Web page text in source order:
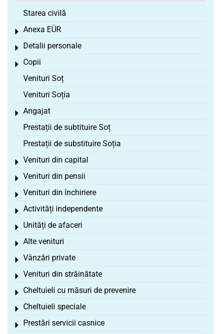
Starea civilă
Anexa EÜR
Toggle menu
Detalii personale
Toggle menu
Copii
Toggle menu
Venituri Soț
Venituri Soția
Angajat
Toggle menu
Prestații de subtituire Soț
Prestații de substituire Soția
Venituri din capital
Toggle menu
Venituri din pensii
Toggle menu
Venituri din închiriere
Toggle menu
Activități independente
Toggle menu
Unități de afaceri
Toggle menu
Alte venituri
Toggle menu
Vânzări private
Toggle menu
Venituri din străinătate
Toggle menu
Cheltuieli cu măsuri de prevenire
Toggle menu
Cheltuieli speciale
Toggle menu
Prestări servicii casnice
Toggle menu